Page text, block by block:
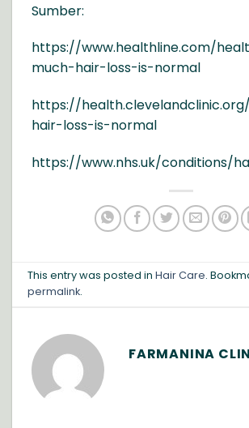
Sumber:
https://www.healthline.com/
much-hair-loss-is-normal
https://
hair-loss-is-normal
https://www.nhs.uk/conditions/
This entry was posted inHair Care.
permalink.
FARMANINA